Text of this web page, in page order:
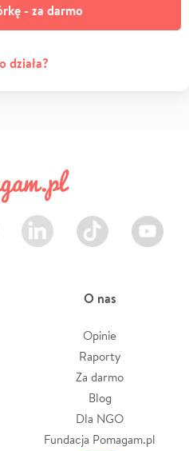
- za darmo
działa?
LinkedIn TikTok Youtube
O nas
Opinie
Raporty
Za darmo
Blog
Dla NGO
Fundacja Pomagam.pl